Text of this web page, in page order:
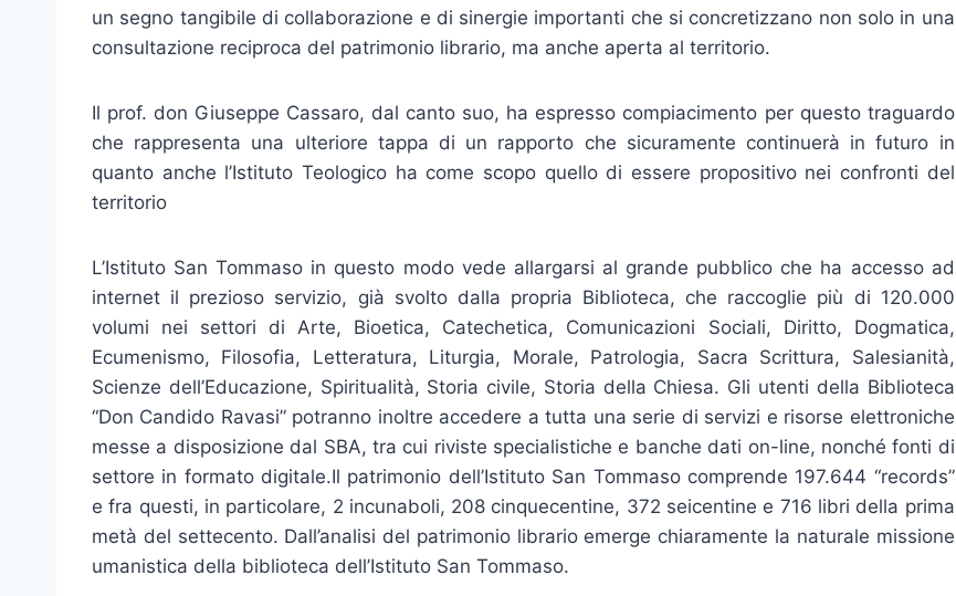
un segno tangibile di collaborazione e di sinergie importanti che si concretizzano non solo in una
consultazione reciproca del patrimonio librario, ma anche aperta al territorio.
Il prof. don Giuseppe Cassaro, dal canto suo, ha espresso compiacimento per questo traguardo
che rappresenta una ulteriore tappa di un rapporto che sicuramente continuerà in futuro in
quanto anche l’Istituto Teologico ha come scopo quello di essere propositivo nei confronti del
territorio
L’Istituto San Tommaso in questo modo vede allargarsi al grande pubblico che ha accesso ad
internet il prezioso servizio, già svolto dalla propria Biblioteca, che raccoglie più di 120.000
volumi nei settori di Arte, Bioetica, Catechetica, Comunicazioni Sociali, Diritto, Dogmatica,
Ecumenismo, Filosofia, Letteratura, Liturgia, Morale, Patrologia, Sacra Scrittura, Salesianità,
Scienze dell’Educazione, Spiritualità, Storia civile, Storia della Chiesa. Gli utenti della Biblioteca
“Don Candido Ravasi” potranno inoltre accedere a tutta una serie di servizi e risorse elettroniche
messe a disposizione dal SBA, tra cui riviste specialistiche e banche dati on-line, nonché fonti di
settore in formato digitale.Il patrimonio dell’Istituto San Tommaso comprende 197.644 “records”
e fra questi, in particolare, 2 incunaboli, 208 cinquecentine, 372 seicentine e 716 libri della prima
metà del settecento. Dall’analisi del patrimonio librario emerge chiaramente la naturale missione
umanistica della biblioteca dell’Istituto San Tommaso.